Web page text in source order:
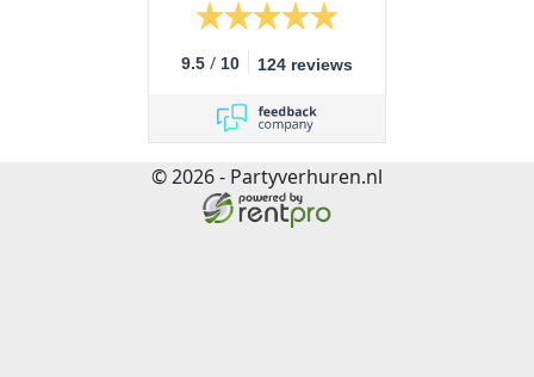
9.5 / 10 124 reviews
© 2026 - Partyverhuren.nl